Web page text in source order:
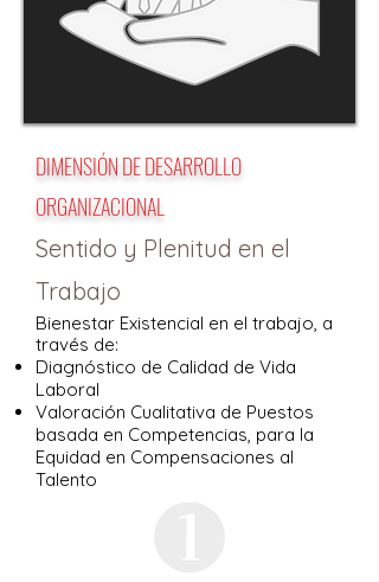
DIMENSIÓN DE DESARROLLO
ORGANIZACIONAL
Sentido y Plenitud en el
Trabajo
Bienestar Existencial en el trabajo, a
través de:
Diagnóstico de Calidad de Vida
Laboral
Valoración Cualitativa de Puestos
basada en Competencias, para la
Equidad en Compensaciones al
Talento